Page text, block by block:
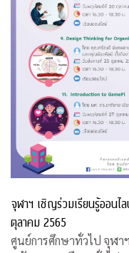
จุฬาฯ เชิญร่วมเรียนรู้ออน
ตุลาคม 2565
ศูนย์การศึกษาทั่วไป จุฬา